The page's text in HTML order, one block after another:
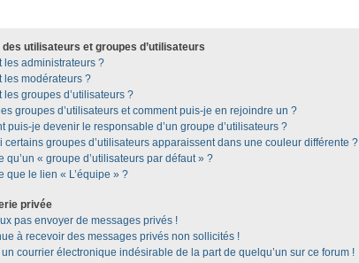
des utilisateurs et groupes d’utilisateurs
les administrateurs ?
les modérateurs ?
les groupes d’utilisateurs ?
groupes d’utilisateurs et comment puis-je en rejoindre un ?
puis-je devenir le responsable d’un groupe d’utilisateurs ?
certains groupes d’utilisateurs apparaissent dans une couleur différente ?
qu’un « groupe d’utilisateurs par défaut » ?
que le lien « L’équipe » ?
privée
pas envoyer de messages privés !
à recevoir des messages privés non sollicités !
un courrier électronique indésirable de la part de quelqu’un sur ce forum !